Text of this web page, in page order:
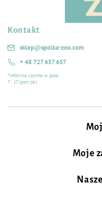
Kontakt
sklep@spolka-zoo.com
+ 48 727 657 657
*Infolinia czynna w godz.
7 - 17 (pon.-pt.)
Moje